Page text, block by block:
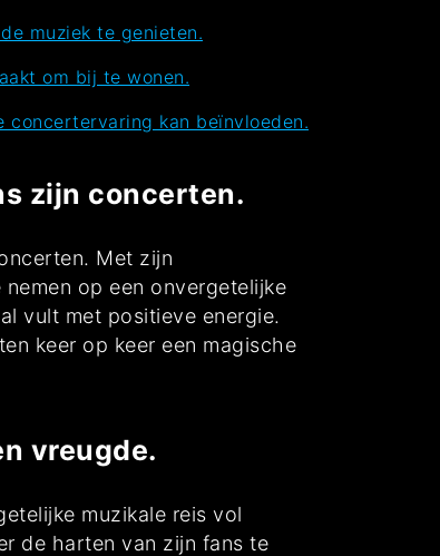
muziek te genieten.
om bij te wonen.
kan beïnvloeden.
zijn concerten.
Met zijn
op een onvergetelijke
vult met positieve energie.
keer op keer een magische
vreugde.
muzikale reis vol
de harten van zijn fans te